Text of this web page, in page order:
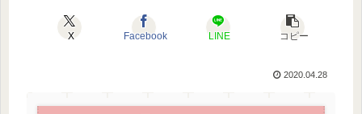
X Facebook LINE コピー
2020.04.28